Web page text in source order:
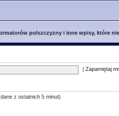
polszczyzny i inne wpisy, które nie
|Zapamiętaj
z ostatnich 5 minut)